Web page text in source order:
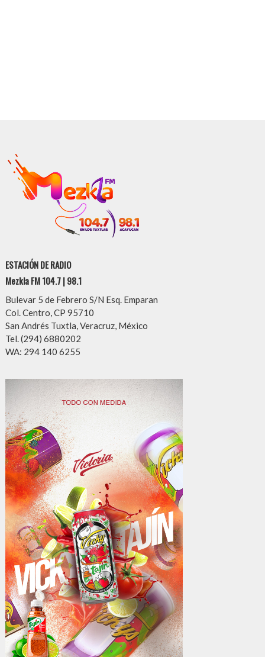
ESTACIÓN DE RADIO
Mezkla FM 104.7 | 98.1
Bulevar 5 de Febrero S/N Esq. Emparan
Col. Centro, CP 95710
San Andrés Tuxtla, Veracruz, México
Tel. (294) 6880202
WA: 294 140 6255